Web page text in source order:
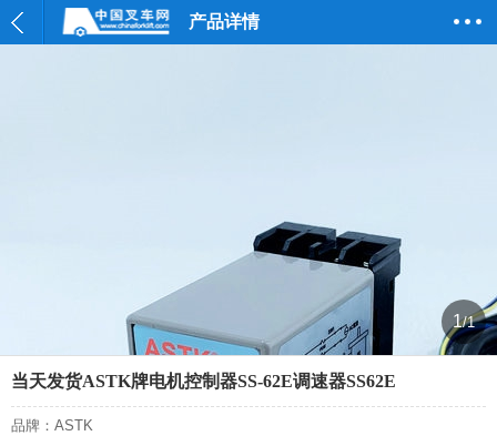
产品详情
1/1
当天发货ASTK牌电机控制器SS-62E调速器SS62E
品牌：ASTK